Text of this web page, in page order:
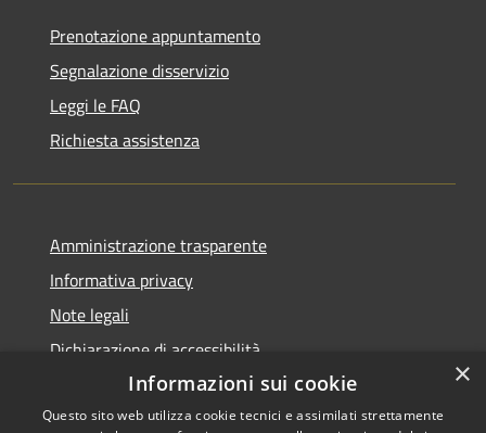
Prenotazione appuntamento
Segnalazione disservizio
Leggi le FAQ
Richiesta assistenza
Amministrazione trasparente
Informativa privacy
Note legali
Dichiarazione di accessibilità
×
Informazioni sui cookie
Questo sito web utilizza cookie tecnici e assimilati strettamente